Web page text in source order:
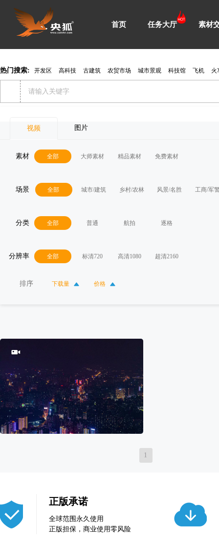
首页 任务大厅 素材
热门搜索: 开发区 高科技 古建筑 农贸市场 城市景观 科技馆 飞机 火
视频 图片
素材 全部 大师素材 精品素材 免费素材
场景 全部 城市/建筑 乡村/农林 风景/名胜 工商/军
分类 全部 普通 航拍 逐格
分辨率 全部 标清720 高清1080 超清2160
排序 下载量 价格
200
1
正版承诺
全球范围永久使用
正版担保，商业使用零风险